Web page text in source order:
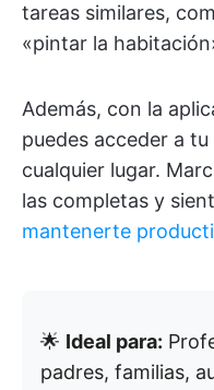
tareas similares,
«pintar la
Además, con la
puedes acceder a
cualquier lugar.
las completas y
mantenerte
🌟 Ideal para:
padres, familias,